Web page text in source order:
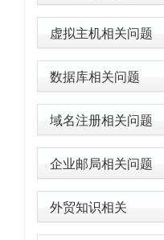
虚拟主机相关问题
数据库相关问题
域名注册相关问题
企业邮局相关问题
外贸知识相关